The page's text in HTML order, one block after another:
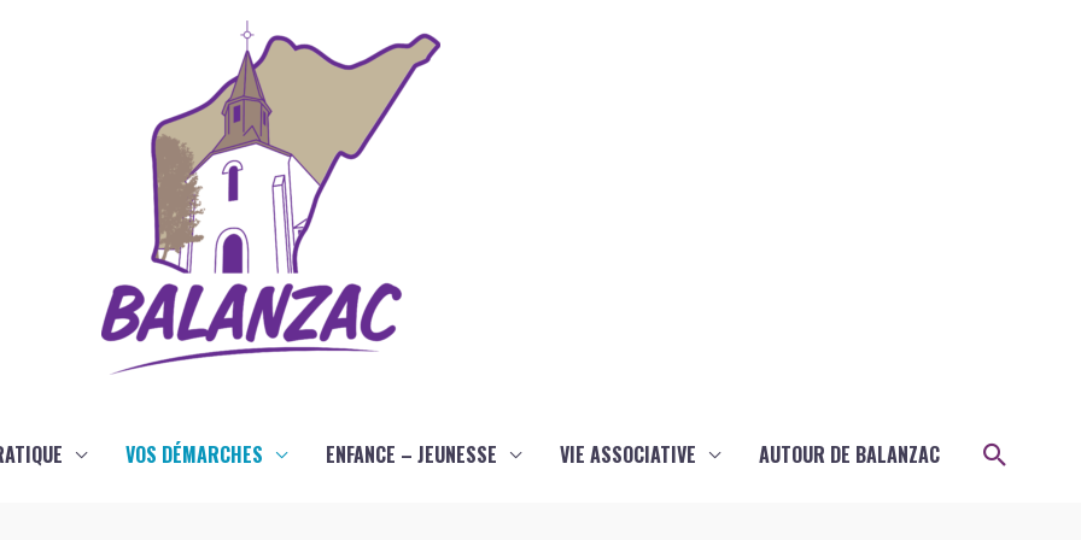
VOS DÉMARCHES ENFANCE – JEUNESSE VIE ASSOCIATIVE AUTOUR DE BALANZAC